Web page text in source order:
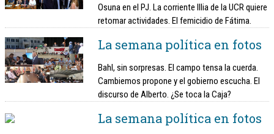
Osuna en el PJ. La corriente Illia de la UCR quiere
retomar actividades. El femicidio de Fátima.
La semana política en fotos
Bahl, sin sorpresas. El campo tensa la cuerda.
Cambiemos propone y el gobierno escucha. El
discurso de Alberto. ¿Se toca la Caja?
La semana política en fotos